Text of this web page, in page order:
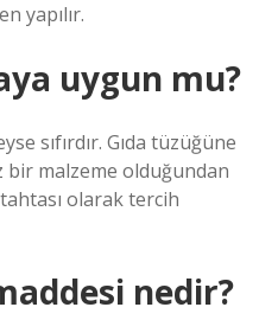
yapılır.
uygun mu?
sıfırdır. Gıda tüzüğüne
bir malzeme olduğundan
olarak tercih
nedir?